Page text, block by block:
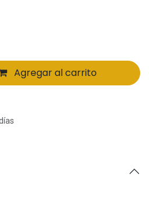
Agregar al carrito